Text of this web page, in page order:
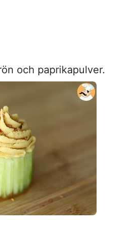
och paprikapulver.